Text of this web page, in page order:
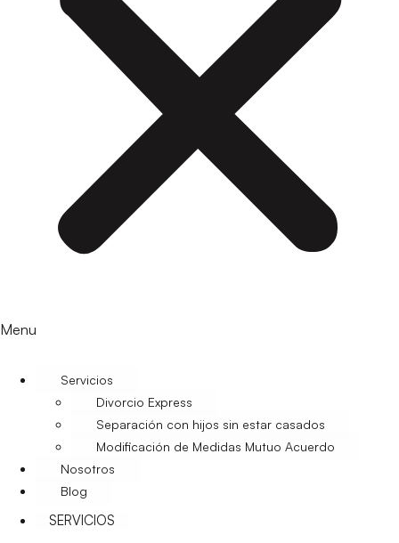
Menu
Servicios
Divorcio Express
Separación con hijos sin estar casados
Modificación de Medidas Mutuo Acuerdo
Nosotros
Blog
SERVICIOS